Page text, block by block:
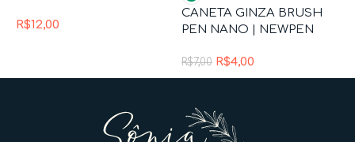
R$12,00
CANETA GINZA BRUSH
PEN NANO | NEWPEN
R$7,00 R$4,00